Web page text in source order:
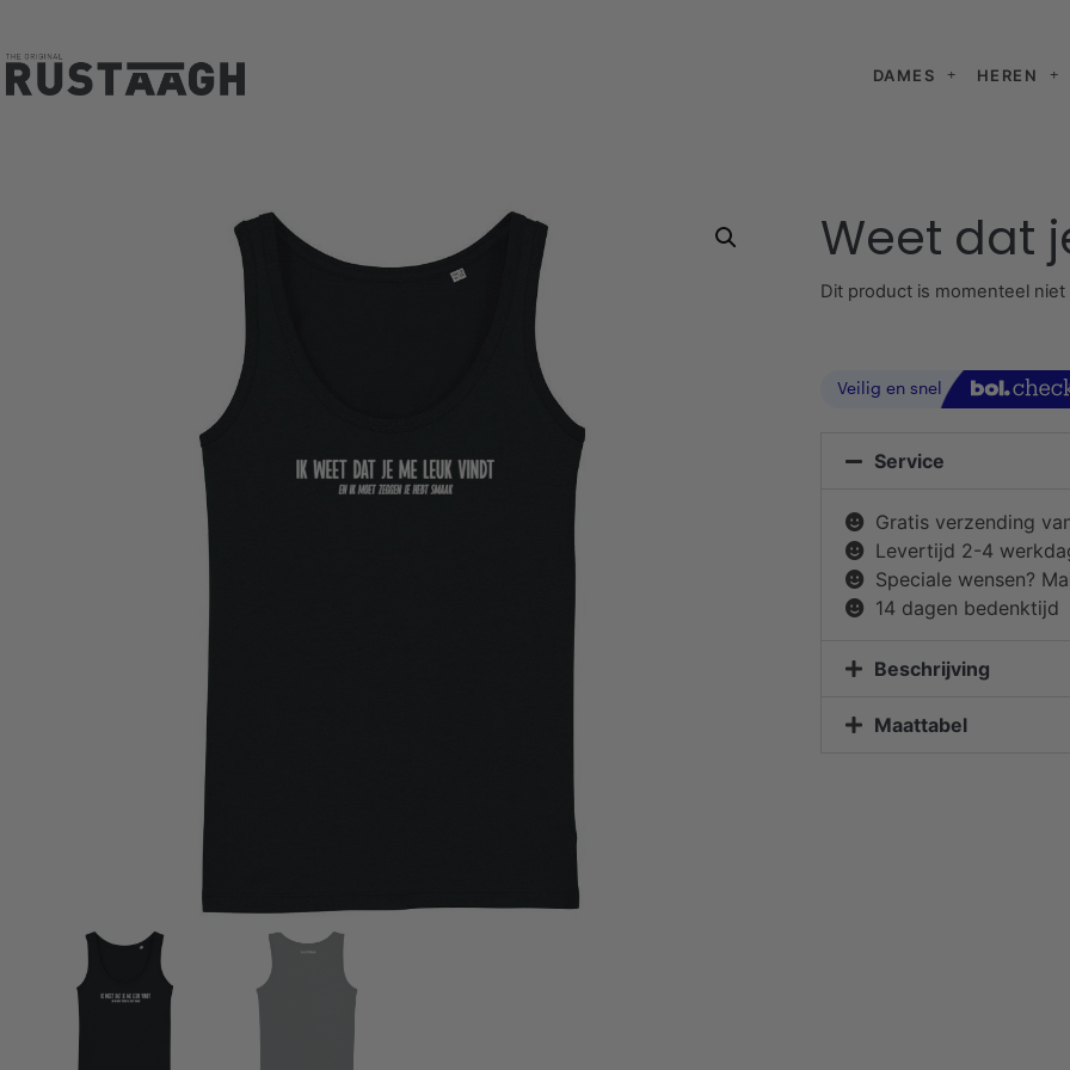
DAMES HEREN
Weet dat
Dit product is momenteel niet
Service
Gratis verzending
Levertijd 2-4
Speciale wensen?
14 dagen bedenktijd
Beschrijving
Maattabel